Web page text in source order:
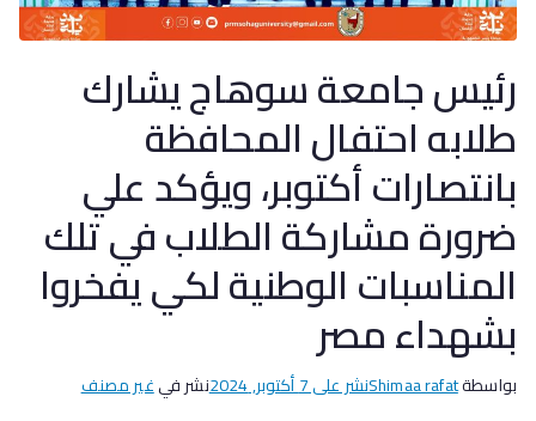
رئيس جامعة سوهاج يشارك
طلابه احتفال المحافظة
بانتصارات أكتوبر، ويؤكد علي
ضرورة مشاركة الطلاب في تلك
المناسبات الوطنية لكي يفخروا
بشهداء مصر
بواسطةShimaa rafatنشر على7 أكتوبر, 2024 نشر فيغير مصنف